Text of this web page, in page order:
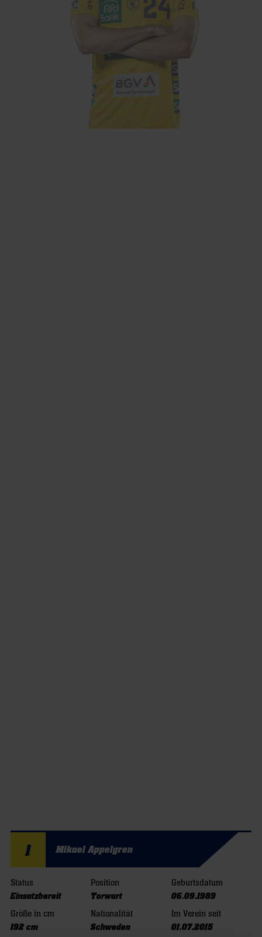
1 Mikael Appelgren
Status
Einsatzbereit
Position
Torwart
Geburtsdatum
06.09.1989
Größe in cm
192 cm
Nationalität
Schweden
Im Verein seit
01.07.2015